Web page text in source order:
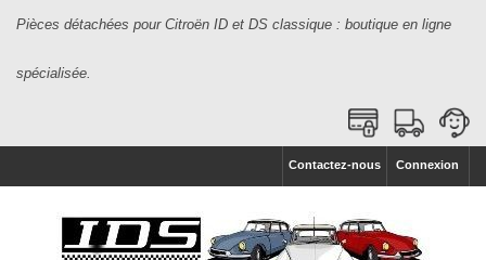
Pièces détachées pour Citroën ID et DS classique : boutique en ligne
spécialisée.
Connexion
Contactez-nous